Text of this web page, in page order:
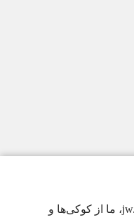
برای ارائهٔ بهترین تجربهٔ ممکن در jw.org، ما از کوکی‌ها و